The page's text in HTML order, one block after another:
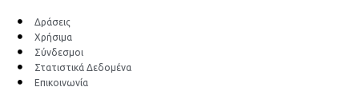
Δράσεις
Χρήσιμα
Σύνδεσμοι
Στατιστικά Δεδομένα
Επικοινωνία